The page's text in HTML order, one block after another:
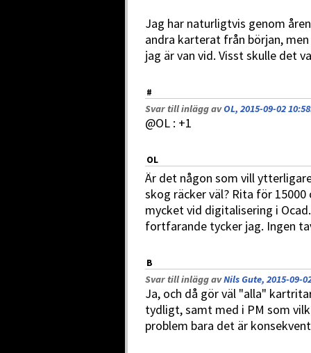
Jag har naturligtvis genom
andra karterat från början,
jag är van vid. Visst skulle det
#
Svar till inlägg avOL, 2015-09-02 10:58
@OL : +1
OL
Är det någon som vill
skog räcker väl? Rita för
mycket vid digitalisering i
fortfarande tycker jag. Ingen
B
Svar till inlägg avNils Gute, 2015-09-
Ja, och då gör väl "alla"
tydligt, samt med i PM som
problem bara det är